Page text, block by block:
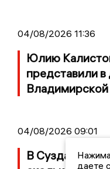
04/08/2026 11:36
Юлию
представили
04/08/2026 09:01
В Суздале
даете